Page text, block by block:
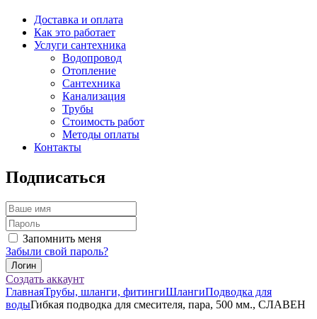
Доставка и оплата
Как это работает
Услуги сантехника
Водопровод
Отопление
Сантехника
Канализация
Трубы
Стоимость работ
Методы оплаты
Контакты
Подписаться
Запомнить меня
Забыли свой пароль?
Создать аккаунт
ГлавнаяТрубы, шланги, фитингиШлангиПодводка для
водыГибкая подводка для смесителя, пара, 500 мм., СЛАВЕН